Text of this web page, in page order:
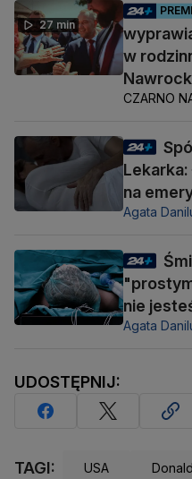
27 min
w
CZARNO
na
Agata
nie
Agata
UDOSTĘPNIJ:
TAGI: USA